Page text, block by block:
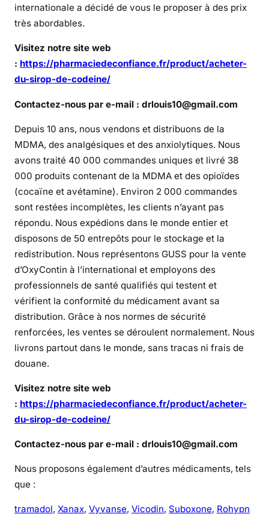
i
n
g
n
e
a
n
s
o
r
d
o
n
n
a
internationale a décidé de vous le proposer à des prix
très abordables.
Visitez notre site web
: https://pharmaciedeconfiance.fr/product/acheter-
du-sirop-de-codeine/
Contactez-nous par e-mail : drlouis10@gmail.com
Depuis 10 ans, nous vendons et distribuons de la
MDMA, des analgésiques et des anxiolytiques. Nous
avons traité 40 000 commandes uniques et livré 38
000 produits contenant de la MDMA et des opioïdes
(cocaïne et avétamine). Environ 2 000 commandes
sont restées incomplètes, les clients n’ayant pas
répondu. Nous expédions dans le monde entier et
disposons de 50 entrepôts pour le stockage et la
redistribution. Nous représentons GUSS pour la vente
d’OxyContin à l’international et employons des
professionnels de santé qualifiés qui testent et
vérifient la conformité du médicament avant sa
distribution. Grâce à nos normes de sécurité
renforcées, les ventes se déroulent normalement. Nous
livrons partout dans le monde, sans tracas ni frais de
douane.
Visitez notre site web
: https://pharmaciedeconfiance.fr/product/acheter-
du-sirop-de-codeine/
Contactez-nous par e-mail : drlouis10@gmail.com
Nous proposons également d’autres médicaments, tels
que :
tramadol, Xanax, Vyvanse, Vicodin, Suboxone, Rohypn